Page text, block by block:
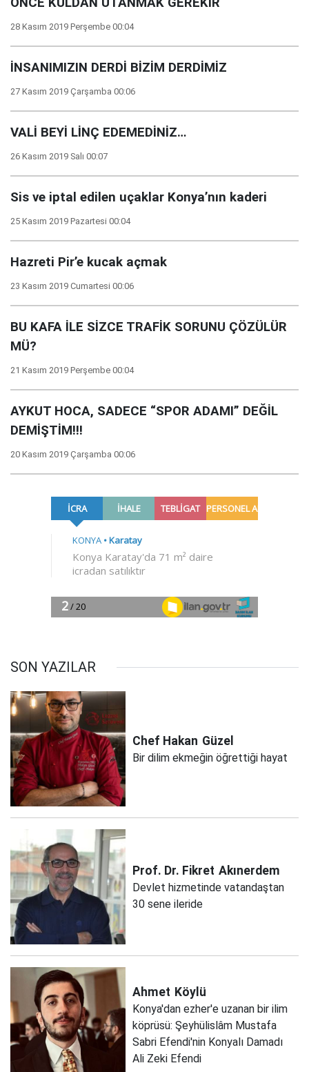
28 Kasım 2019 Perşembe 00:04
İNSANIMIZIN DERDİ BİZİM DERDİMİZ
27 Kasım 2019 Çarşamba 00:06
VALİ BEYİ LİNÇ EDEMEDİNİZ…
26 Kasım 2019 Salı 00:07
Sis ve iptal edilen uçaklar Konya’nın kaderi
25 Kasım 2019 Pazartesi 00:04
Hazreti Pir’e kucak açmak
23 Kasım 2019 Cumartesi 00:06
BU KAFA İLE SİZCE TRAFİK SORUNU ÇÖZÜLÜR
MÜ?
21 Kasım 2019 Perşembe 00:04
AYKUT HOCA, SADECE “SPOR ADAMI” DEĞİL
DEMİŞTİM!!!
20 Kasım 2019 Çarşamba 00:06
SON YAZILAR
Chef Hakan Güzel
Bir dilim ekmeğin öğrettiği hayat
Prof. Dr. Fikret Akınerdem
Devlet hizmetinde vatandaştan
30 sene ileride
Ahmet Köylü
Konya'dan ezher'e uzanan bir ilim
köprüsü: Şeyhülislâm Mustafa
Sabri Efendi'nin Konyalı Damadı
Ali Zeki Efendi